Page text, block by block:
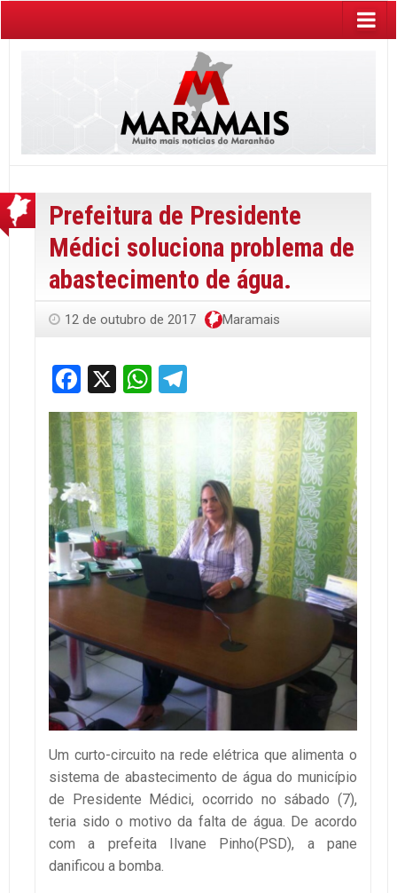
Prefeitura de Presidente
Médici soluciona problema de
abastecimento de água.
12 de outubro de 2017 Maramais
Facebook
X WhatsApp
Um curto-circuito na rede elétrica que alimenta o
sistema de abastecimento de água do município
de Presidente Médici, ocorrido no sábado (7),
teria sido o motivo da falta de água. De acordo
com a prefeita Ilvane Pinho(PSD), a pane
danificou a bomba.